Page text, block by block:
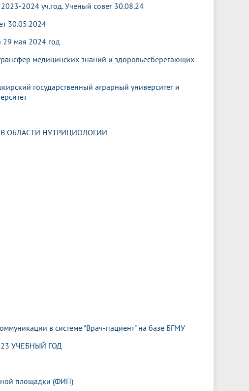
2024 уч.год. Ученый совет 30.08.24
30.05.2024
29 мая 2024 год​
медицинских знаний и здоровьесберегающих
государственный аграрный университет и
ОБЛАСТИ НУТРИЦИОЛОГИИ
в системе "Врач-пациент" на базе БГМУ
УЧЕБНЫЙ ГОД
площадки (ФИП)